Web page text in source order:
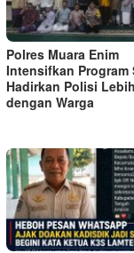
Polres Muara Enim
Intensifkan Program
Hadirkan Polisi
dengan Warga